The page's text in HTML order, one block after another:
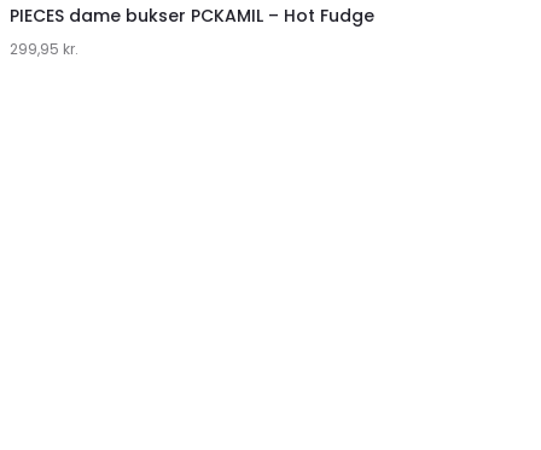
til
kurv
PIECES dame bukser PCKAMIL – Hot Fudge
299,95 kr.